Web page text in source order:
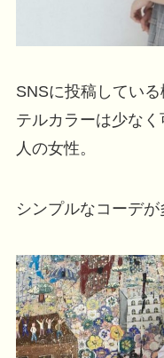
SNSに投稿してい
テルカラーは少な
人の女性。
シンプルなコーデが